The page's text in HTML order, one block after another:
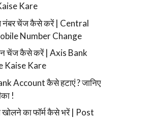
Kare
नंबर चेंज कैसे करें | Central
Number Change
चेंज कैसे करें | Axis Bank
Kaise Kare
Account कैसे हटाएं ? जानिए
!
खोलने का फॉर्म कैसे भरें | Post